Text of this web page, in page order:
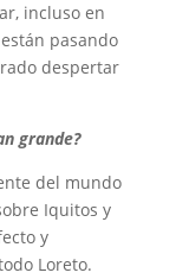
incluso en
pasando
despertar
grande?
del mundo
Iquitos y
y
Loreto.